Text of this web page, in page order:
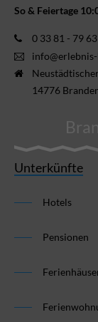
So & Feiertage
0 33 81 - 79
14776
Unterkünfte
Hotels
Pensionen